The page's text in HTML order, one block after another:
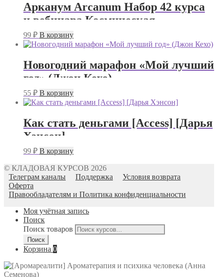
Арканум Arcanum Набор 42 курса
и вебинара Космическая
распродажа
99 ₽ В корзину
Новогодний марафон «Мой лучший
год» (Джон Кехо)
55 ₽ В корзину
Как стать деньгами [Access] [Дарья
Хэнсон]
99 ₽ В корзину
© КЛАДОВАЯ КУРСОВ 2026
Телеграм каналы
Поддержка
Условия возврата
Оферта
Правообладателям и Политика конфиденциальности
Моя учётная запись
Поиск
Поиск товаров
Поиск
Корзина 0